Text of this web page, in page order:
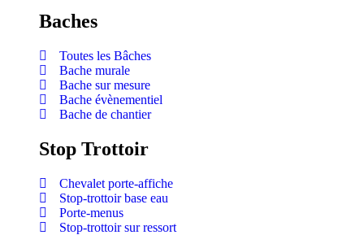
Baches
Toutes les Bâches
Bache murale
Bache sur mesure
Bache évènementiel
Bache de chantier
Stop Trottoir
Chevalet porte-affiche
Stop-trottoir base eau
Porte-menus
Stop-trottoir sur ressort